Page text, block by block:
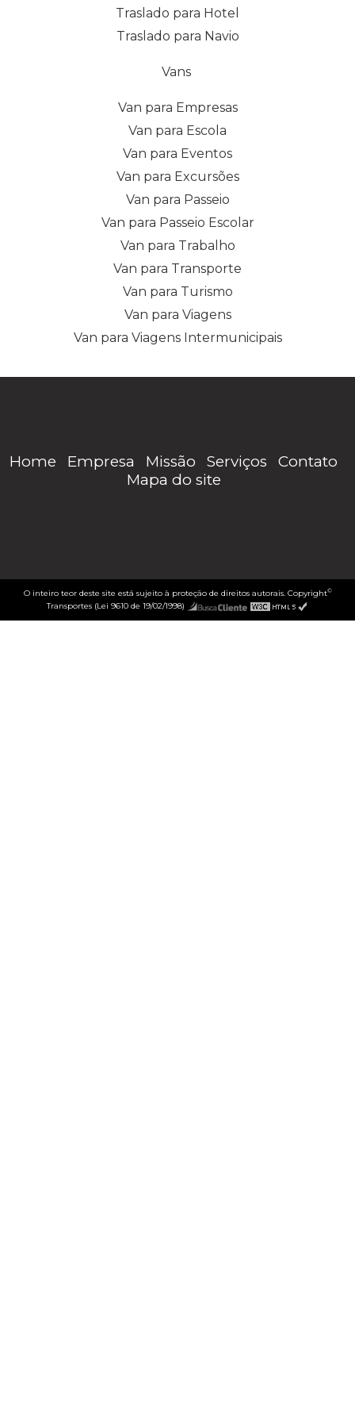
Traslado para Hotel
Traslado para Navio
Vans
Van para Empresas
Van para Escola
Van para Eventos
Van para Excursões
Van para Passeio
Van para Passeio Escolar
Van para Trabalho
Van para Transporte
Van para Turismo
Van para Viagens
Van para Viagens Intermunicipais
Home Empresa Missão Serviços
Contato
Mapa do site
O inteiro teor deste site está sujeito à proteção de direitos autorais. Copyright©
Transportes (Lei 9610 de 19/02/1998)